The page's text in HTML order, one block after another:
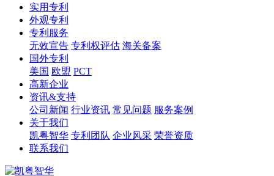
实用专利
外观专利
专利服务
无效宣告 专利权评估 海关备案
国外专利
美国 欧盟 PCT
高新企业
资讯&支持
公司新闻 行业资讯 常见问题 服务案例
关于我们
凯粤智华 专利团队 企业风采 荣誉资质
联系我们